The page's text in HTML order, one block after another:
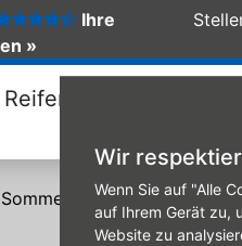
Wir
Wenn Sie auf "Alle
auf Ihrem Gerät zu,
Website zu
Reifen
Ihre
»
Sommerreifen